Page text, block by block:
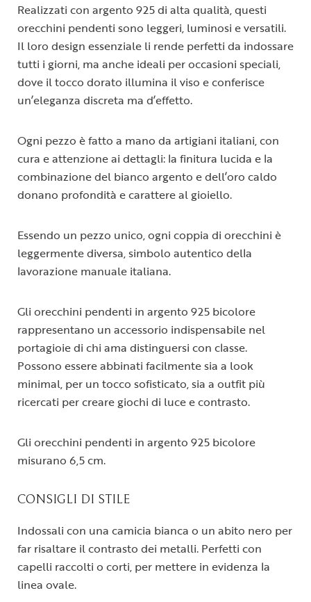
Realizzati con argento 925 di alta qualità, questi
orecchini pendenti sono leggeri, luminosi e versatili.
Il loro design essenziale li rende perfetti da indossare
tutti i giorni, ma anche ideali per occasioni speciali,
dove il tocco dorato illumina il viso e conferisce
un’eleganza discreta ma d’effetto.
Ogni pezzo è fatto a mano da artigiani italiani, con
cura e attenzione ai dettagli: la finitura lucida e la
combinazione del bianco argento e dell’oro caldo
donano profondità e carattere al gioiello.
Essendo un pezzo unico, ogni coppia di orecchini è
leggermente diversa, simbolo autentico della
lavorazione manuale italiana.
Gli orecchini pendenti in argento 925 bicolore
rappresentano un accessorio indispensabile nel
portagioie di chi ama distinguersi con classe.
Possono essere abbinati facilmente sia a look
minimal, per un tocco sofisticato, sia a outfit più
ricercati per creare giochi di luce e contrasto.
Gli orecchini pendenti in argento 925 bicolore
misurano 6,5 cm.
CONSIGLI DI STILE
Indossali con una camicia bianca o un abito nero per
far risaltare il contrasto dei metalli. Perfetti con
capelli raccolti o corti, per mettere in evidenza la
linea ovale.